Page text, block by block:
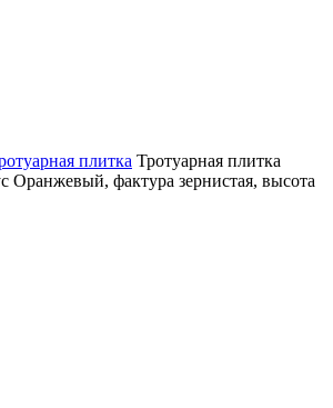
плитка Тротуарная плитка
Оранжевый, фактура зернистая, высота